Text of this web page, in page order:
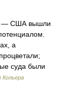
— США вышли
а
суда были
Кольера